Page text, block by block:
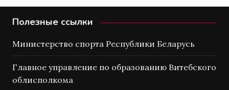
Полезные ссылки
Министерство спорта Республики Беларусь
Главное управление по образованию Витебского
облисполкома